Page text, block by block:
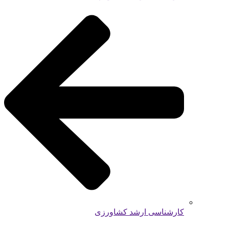
کارشناسی ارشد کشاورزی